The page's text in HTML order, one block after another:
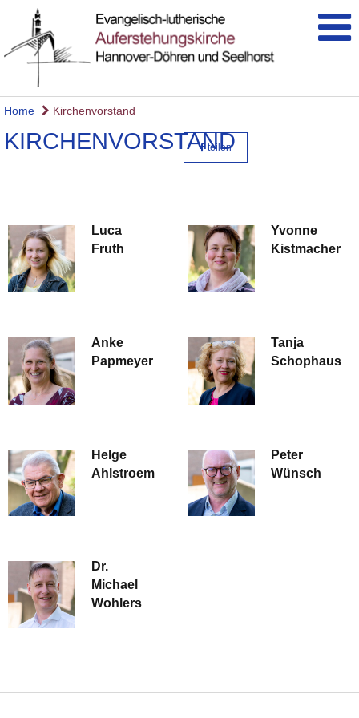
Home Kirchenvorstand
KIRCHENVORSTAND
teilen
Luca
Fruth
Yvonne
Kistmacher
Anke
Papmeyer
Tanja
Schophaus
Helge
Ahlstroem
Peter
Wünsch
Dr.
Michael
Wohlers